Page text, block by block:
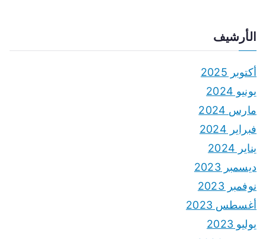
الأرشيف
أكتوبر 2025
يونيو 2024
مارس 2024
فبراير 2024
يناير 2024
ديسمبر 2023
نوفمبر 2023
أغسطس 2023
يوليو 2023